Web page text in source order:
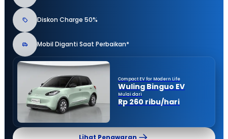
Diskon Charge 50%
Mobil Diganti Saat Perbaikan*
Compact EV for Modern Life
Wuling Binguo EV
Mulai dari
Rp 260 ribu/hari
Lihat Penawaran